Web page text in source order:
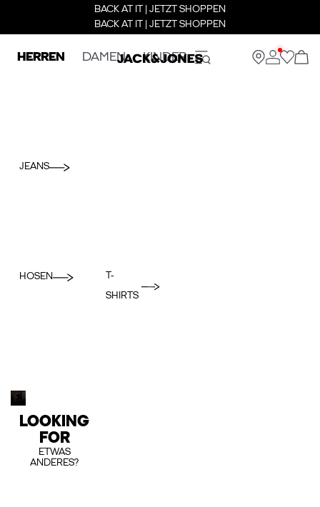
BACK AT IT | JETZT SHOPPEN
BACK AT IT | JETZT SHOPPEN
HERREN DAMEN KINDER
JEANS
HOSEN
T-
SHIRTS
LOOKING
FOR
ETWAS
ANDERES?